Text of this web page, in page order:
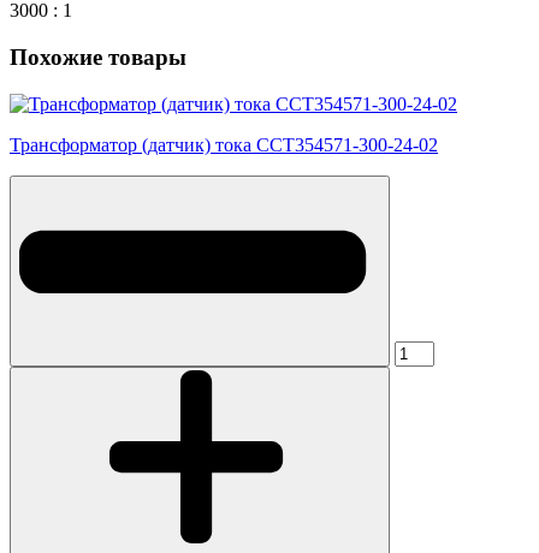
3000 : 1
Похожие товары
Трансформатор (датчик) тока CCT354571-300-24-02